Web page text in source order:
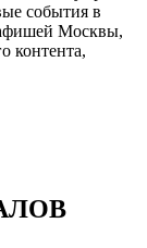
события в
афишей Москвы,
контента,